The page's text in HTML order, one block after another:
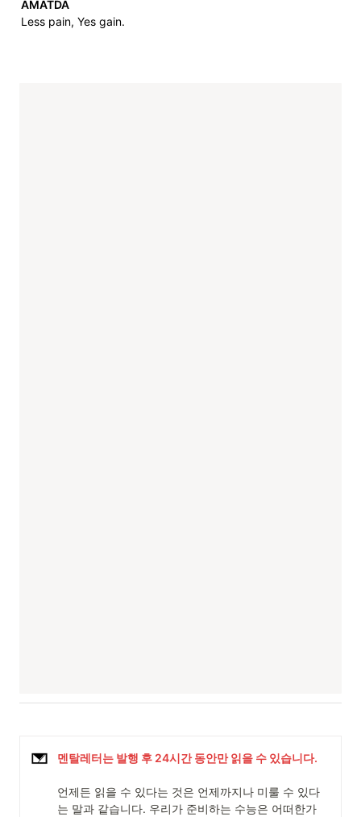
Less pain, Yes gain.
멘탈레터는 발행 후 24시간 동안만 읽을 수 있습니다.
언제든 읽을 수 있다는 것은 언제까지나 미룰 수 있다
는 말과 같습니다. 우리가 준비하는 수능은 어떠한가